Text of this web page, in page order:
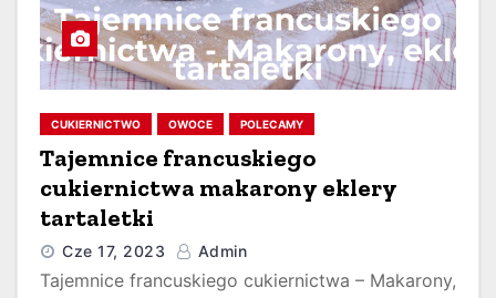
CUKIERNICTWO OWOCE POLECAMY
Tajemnice francuskiego
cukiernictwa makarony eklery
tartaletki
Cze 17, 2023 Admin
Tajemnice francuskiego cukiernictwa – Makarony,